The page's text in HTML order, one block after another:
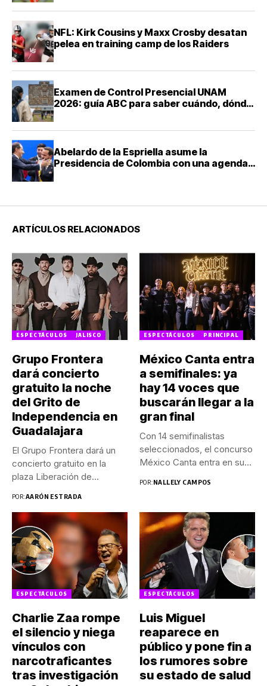
NFL: Kirk Cousins y Maxx Crosby desatan
pelea en training camp de los Raiders
Examen de Control Presencial UNAM
2026: guía ABC para saber cuándo, dónde
Abelardo de la Espriella asume la
Presidencia de Colombia con una agenda
ARTÍCULOS RELACIONADOS
ESPECTÁCULOS JALISCO
Grupo Frontera
dará concierto
gratuito la noche
del Grito de
Independencia en
Guadalajara
El Grupo Frontera dará un
concierto gratuito en la
plaza Liberación de...
POR:AARÓN ESTRADA
ESPECTÁCULOS PRINCIPAL
México Canta entra
a semifinales: ya
hay 14 voces que
buscarán llegar a la
gran final
Con 14 semifinalistas
seleccionados, el concurso
México Canta entra en su
POR:NALLELY CAMPOS
ESPECTÁCULOS
Charlie Zaa rompe
el silencio y niega
vínculos con
narcotraficantes
tras investigación
ESPECTÁCULOS
Luis Miguel
reaparece en
público y pone fin a
los rumores sobre
su estado de salud